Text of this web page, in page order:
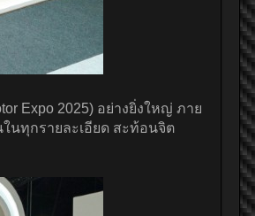
Expo 2025) อย่างยิ่งใหญ่ ภาย
นทุกรายละเอียด สะท้อนจิต